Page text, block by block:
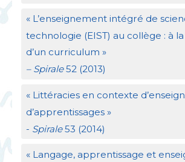
« L’enseignement intégré de
technologie (EIST) au collège : à
d’un curriculum »
– Spirale52 (2013)
« Littéracies en contexte
d’apprentissages »
- Spirale53 (2014)
« Langage, apprentissage et